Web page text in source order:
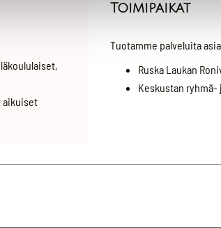
aikuiset
Toimipaikat
Tuotamme palveluita
Ruska Laukan
Keskustan